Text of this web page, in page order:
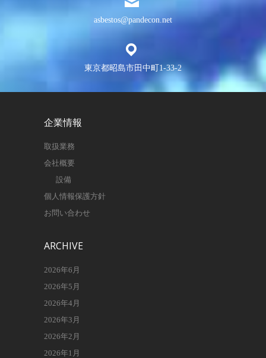
asbestos@pandecon.net
東京都昭島市田中町1-33-2
企業情報
取扱業務
会社概要
設備
個人情報保護方針
お問い合わせ
ARCHIVE
2026年6月
2026年5月
2026年4月
2026年3月
2026年2月
2026年1月